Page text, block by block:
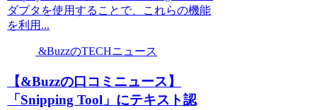
ダプタを使用することで、これらの機能
を利用...
&BuzzのTECHニュース
【&Buzzの口コミニュース】
「Snipping Tool」にテキスト認